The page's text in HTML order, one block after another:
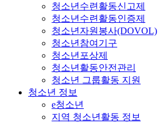
청소년수련활동신고제
청소년수련활동인증제
청소년자원봉사(DOVOL)
청소년참여기구
청소년포상제
청소년활동안전관리
청소년 그룹활동 지원
청소년 정보
e청소년
지역 청소년활동 정보